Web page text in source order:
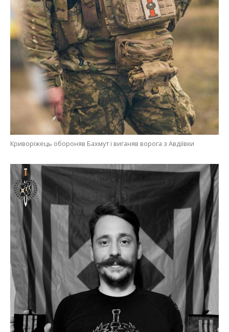
Криворіжець обороняв Бахмут і виганяв ворога з Авдіївки